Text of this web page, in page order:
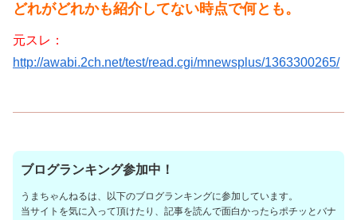
どれがどれかも紹介してない時点で何とも。
元スレ：
http://awabi.2ch.net/test/read.cgi/mnewsplus/1363300265/
ブログランキング参加中！
うまちゃんねるは、以下のブログランキングに参加しています。
当サイトを気に入って頂けたり、記事を読んで面白かったらポチッとバナ